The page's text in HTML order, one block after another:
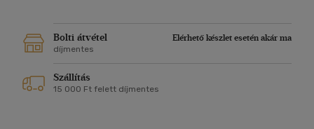
Bolti átvétel
Elérhető készlet esetén akár ma
díjmentes
Szállítás
15 000 Ft felett díjmentes